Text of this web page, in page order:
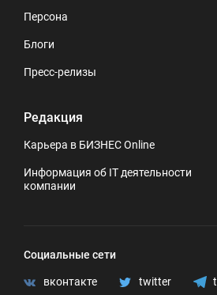
Персона
Блоги
Пресс-релизы
Редакция
Карьера в БИЗНЕС Online
Информация об IT деятельности
компании
Социальные сети
вконтакте twitter